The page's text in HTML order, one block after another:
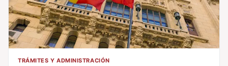
TRÁMITES Y ADMINISTRACIÓN